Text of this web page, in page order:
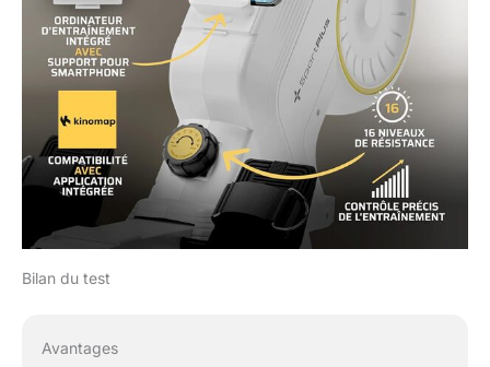
occuper
personnellement. Pour
que tu puisses profiter
longtemps de ton
appareil, nous tenons un
stock permanent de
pièces d'usure et de
rechange afin de garantir
la longévité et la
durabilité de ton appareil.
Des accessoires sont
Bilan du test
Avantages